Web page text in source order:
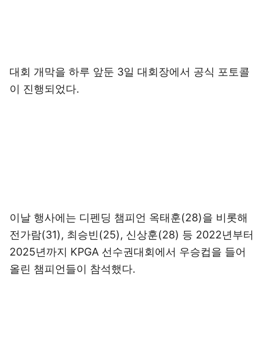
대회 개막을 하루 앞둔 3일 대회장에서 공식 포토콜
이 진행되었다.
이날 행사에는 디펜딩 챔피언 옥태훈(28)을 비롯해
전가람(31), 최승빈(25), 신상훈(28) 등 2022년부터
2025년까지 KPGA 선수권대회에서 우승컵을 들어
올린 챔피언들이 참석했다.